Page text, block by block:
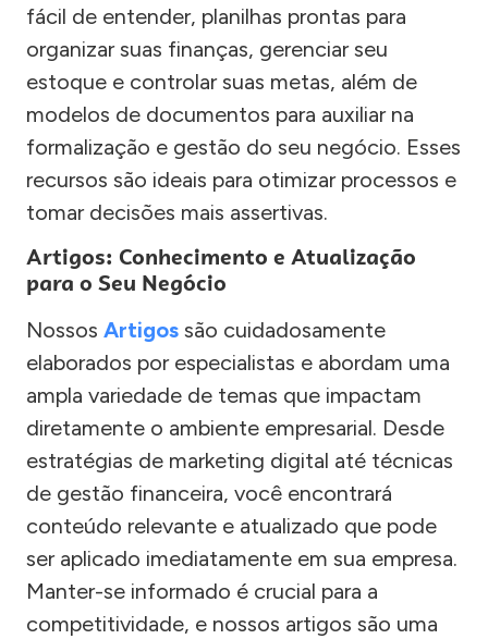
fácil de entender, planilhas prontas para
organizar suas finanças, gerenciar seu
estoque e controlar suas metas, além de
modelos de documentos para auxiliar na
formalização e gestão do seu negócio. Esses
recursos são ideais para otimizar processos e
tomar decisões mais assertivas.
Artigos: Conhecimento e Atualização
para o Seu Negócio
Nossos Artigos são cuidadosamente
elaborados por especialistas e abordam uma
ampla variedade de temas que impactam
diretamente o ambiente empresarial. Desde
estratégias de marketing digital até técnicas
de gestão financeira, você encontrará
conteúdo relevante e atualizado que pode
ser aplicado imediatamente em sua empresa.
Manter-se informado é crucial para a
competitividade, e nossos artigos são uma